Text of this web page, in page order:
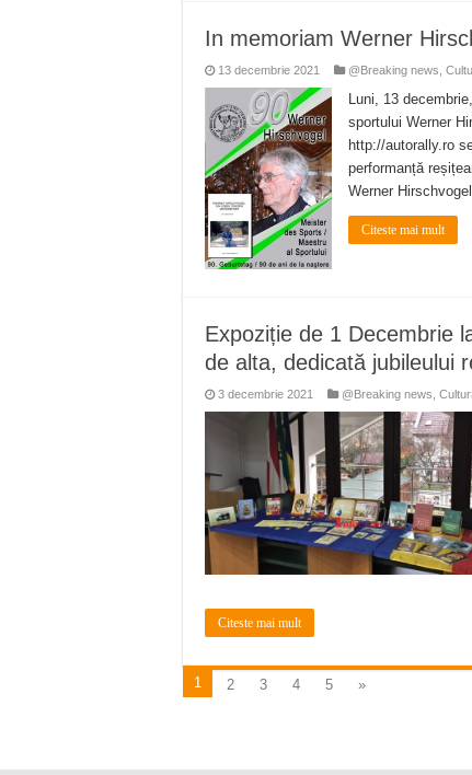
In memoriam Werner
13 decembrie 2021 @Breaking news
Luni, 13
sportului Werner
http://autorally.ro
performanță
Werner
Citeste mai mult
Expoziție de 1 Decembrie
de alta, dedicată jubileului
3 decembrie 2021 @Breaking news
Citeste mai mult
1 2 3 4 5 »